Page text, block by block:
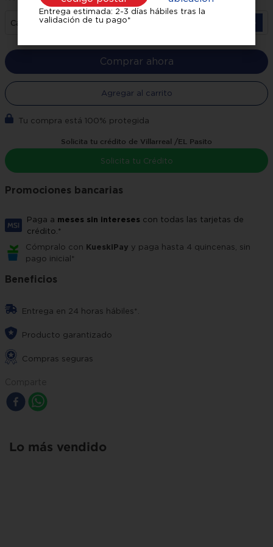
MetalStream
Cantidad ＋
Comprar ahora
Agregar al carrito
Tu compra está 100% protegida
Solicita tu crédito de Villarreal /EL Pasito
Solicita tu Crédito
Promociones bancarias
Paga a meses sin intereses con todas las tarjetas de
crédito.*
Cómpralo con KueskiPay y paga hasta 4 quincenas, sin
pago inicial*
Beneficios
Entrega en 24 horas hábiles*.
Producto garantizado
Compras seguras
Lo más vendido
Entrega estimada: 2-3 días hábiles tras la
validación de tu pago*